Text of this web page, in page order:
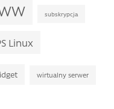
subskrypcja
Linux
wirtualny serwer